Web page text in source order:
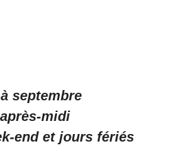
septembre
midi
end et jours fériés